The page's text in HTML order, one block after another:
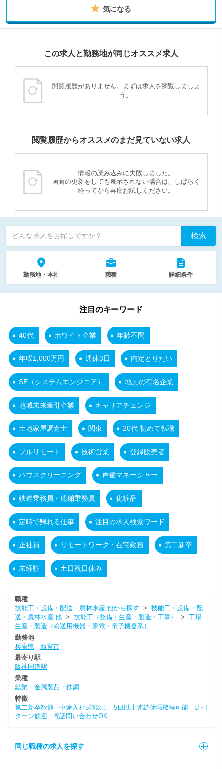
気になる
この求人と勤務地が同じオススメ求人
閲覧履歴がありません。まずは求人を閲覧しましょ
う。
閲覧履歴からオススメのまだ見ていない求人
情報の読み込みに失敗しました。
画面の更新をしても表示されない場合は、しばらく
経ってから再度お試しください。
どんな求人をお探しですか？ 検索
勤務地・本社 職種 詳細条件
注目のキーワード
40代 ホワイト企業 年齢不問
年収1,000万円 週休3日 内定とりたい
SE（システムエンジニア） 地元の有名企業
地域未来牽引企業 キャリアチェンジ
土地家屋調査士 関東 20代 初めて転職
フルリモート 技術営業 登録販売者
ハウスクリーニング 声優マネージャー
鉄道乗務員・船舶乗務員 化粧品
定時で帰れる仕事 注目の求人検索ワード
正社員 リモートワーク・在宅勤務 第二新卒
未経験 土日祝日休み
職種
技能工・設備・配送・農林水産 他から探す > 技能工・設備・配
送・農林水産 他> 技能工（整備・生産・製造・工事） > 工場
生産・製造（輸送用機器・家電・電子機器系）
勤務地
兵庫県
西宮市
最寄り駅
阪神国道駅
業種
鉱業・金属製品・鉄鋼
特徴
第二新卒歓迎
中途入社5割以上 5日以上連続休暇取得可能
U・I
ターン歓迎
電話問い合わせOK
同じ職種の求人を探す